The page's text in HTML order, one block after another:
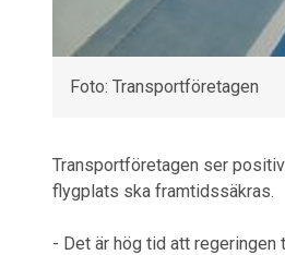
Foto: Transportföretagen
Transportföretagen ser
flygplats ska framtidssäkras.
- Det är hög tid att regeringen